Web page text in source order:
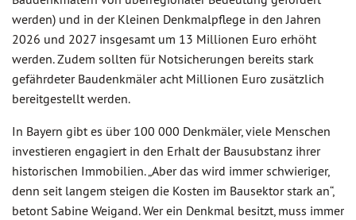
werden) und in der Kleinen Denkmalpflege in den Jahren
2026 und 2027 insgesamt um 13 Millionen Euro erhöht
werden. Zudem sollten für Notsicherungen bereits stark
gefährdeter Baudenkmäler acht Millionen Euro zusätzlich
bereitgestellt werden.
In Bayern gibt es über 100 000 Denkmäler, viele Menschen
investieren engagiert in den Erhalt der Bausubstanz ihrer
historischen Immobilien. „Aber das wird immer schwieriger,
denn seit langem steigen die Kosten im Bausektor stark an“,
betont Sabine Weigand. Wer ein Denkmal besitzt, muss immer